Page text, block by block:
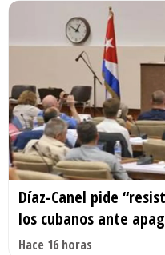
Díaz-Canel pide
los cubanos ante
Hace 16 horas